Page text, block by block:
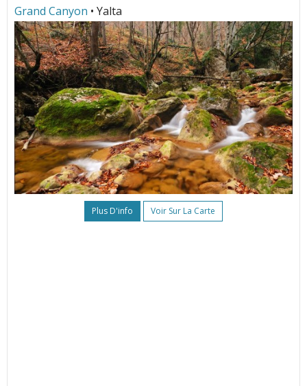
Grand Canyon • Yalta
Plus D'info Voir Sur La Carte